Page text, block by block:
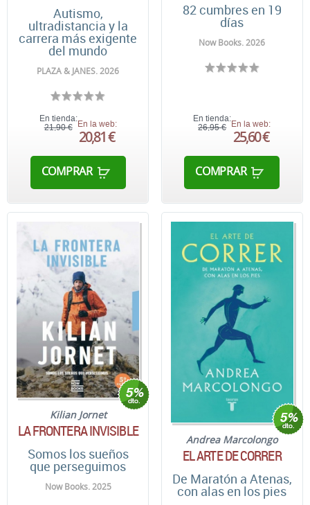
Autismo,
ultradistancia y la
carrera más exigente
del mundo
PLAZA & JANES. 2026
En tienda:
21,90 € En la web:
20,81 €
COMPRAR
82 cumbres en 19
días
Now Books. 2026
En tienda:
26,95 € En la web:
25,60 €
COMPRAR
Kilian Jornet
LA FRONTERA INVISIBLE
Somos los sueños
que perseguimos
Now Books. 2025
Andrea Marcolongo
EL ARTE DE CORRER
De Maratón a Atenas,
con alas en los pies